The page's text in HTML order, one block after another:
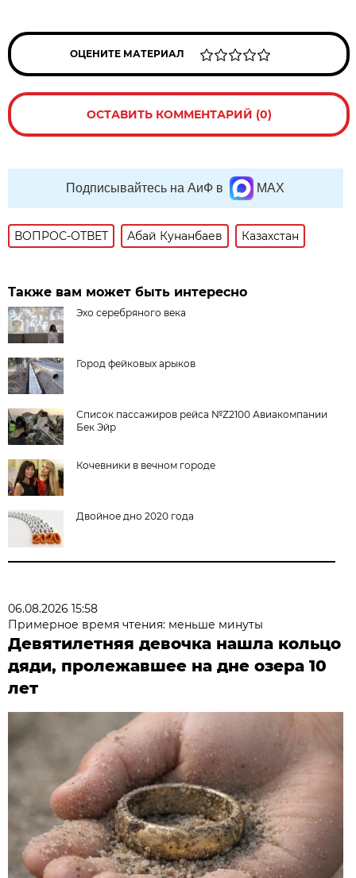
ОЦЕНИТЕ МАТЕРИАЛ
ОСТАВИТЬ КОММЕНТАРИЙ (0)
Подписывайтесь на АиФ в MAX
ВОПРОС-ОТВЕТ Абай Кунанбаев Казахстан
Также вам может быть интересно
Эхо серебряного века
Город фейковых арыков
Список пассажиров рейса №Z2100 Авиакомпании
Бек Эйр
Кочевники в вечном городе
Двойное дно 2020 года
06.08.2026 15:58
Примерное время чтения: меньше минуты
Девятилетняя девочка нашла кольцо
дяди, пролежавшее на дне озера 10
лет